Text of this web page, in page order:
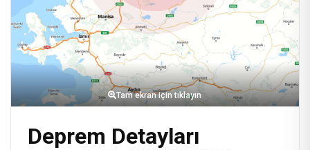
Tam ekran için tıklayın
Deprem Detayları